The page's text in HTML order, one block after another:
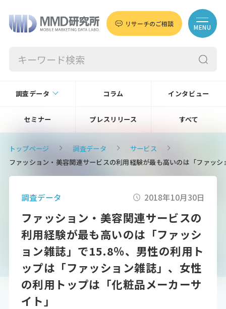
リサーチのご相談 MENU
調査データ コラム インタビュー
セミナー プレスリリース すべて
トップページ 調査データ
サービス
ファッション・美容関連サービスの利用経験が最も高いのは「ファッ
調査データ 2018年10月30日
ファッション・美容関連サービスの
利用経験が最も高いのは「ファッシ
ョン雑誌」で15.8％、男性の利用ト
ップは「ファッション雑誌」、女性
の利用トップは「化粧品メーカーサ
イト」